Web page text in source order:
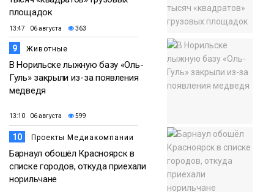
площадок
13:47 06 августа 363
9 Животные
В Норильске лыжную базу «Оль-
Гуль» закрыли из-за появления
медведя
13:10 06 августа 599
10 Проекты Медиакомпании
Барнаул обошёл Красноярск в
списке городов, откуда приехали
норильчане